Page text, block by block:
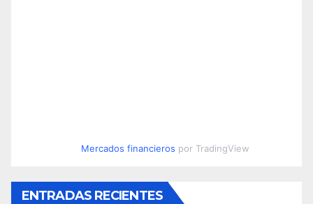
Mercados financieros por TradingView
ENTRADAS RECIENTES